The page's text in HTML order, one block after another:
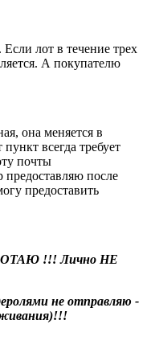
лот в течение трех
А покупателю
она меняется в
всегда требует
почты
предоставляю после
предоставить
!!! Лично НЕ
не отправляю -